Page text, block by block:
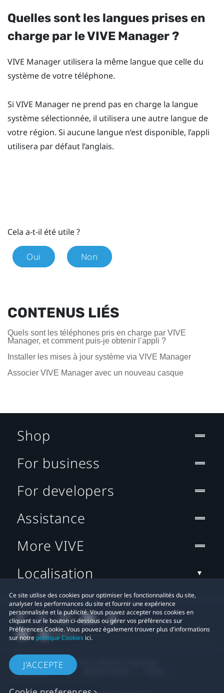
Quelles sont les langues prises en
charge par leVIVE Manager?
VIVE Manager utilisera la même langue que celle du
système de votre téléphone.
Si VIVE Manager ne prend pas en charge la langue
système sélectionnée, il utilisera une autre langue de
votre région. Si aucune langue n’est disponible, l’appli
utilisera par défaut l’anglais.
Cela a-t-il été utile ?
Oui Non
CONTENUS LIÉS
Quels sont les téléphones pris en charge par VIVE
Manager, et comment puis-je obtenir l’appli ?
Installer les mises à jour système via VIVE Manager
Associer VIVE Manager avec un nouveau casque
Ce site utilise des cookies pour optimiser les fonctionnalités du site,
analyser les performances du site et fournir une expérience
personnalisée et la publicité. Vous pouvez accepter nos cookies en
cliquant sur le bouton ci-dessous ou gérer vos préférences sur
Préférences Cookie. Vous pouvez également trouver plus d'informations
sur notre politique Cookies ici.
J'ACCEPTE
Shop
For business
For developers
Assistance
More VIVE
Localisation
© 2011-2026 HTC Corporation